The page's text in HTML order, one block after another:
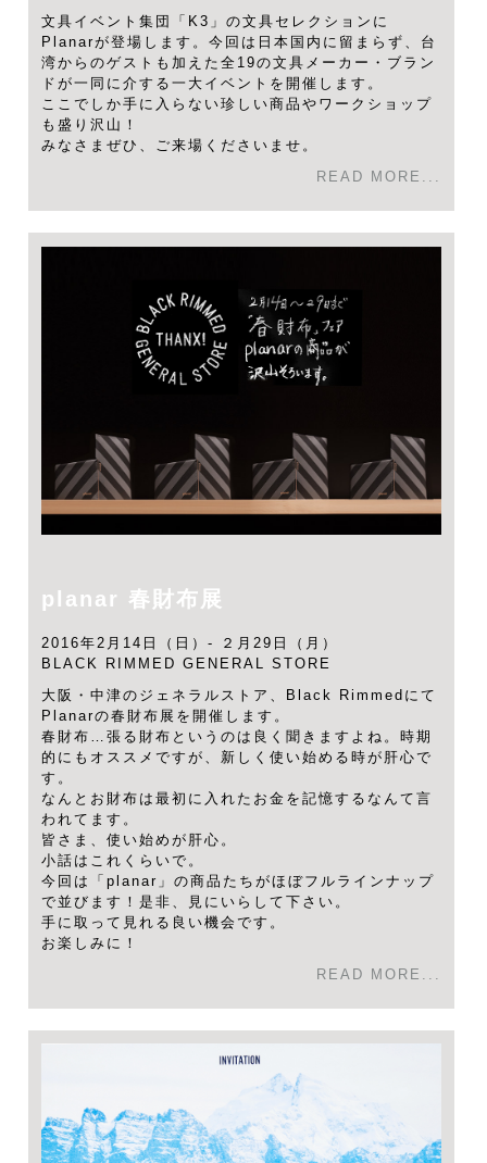
文具イベント集団「K3」の文具セレクションに
Planarが登場します。今回は日本国内に留まらず、台
湾からのゲストも加えた全19の文具メーカー・ブラン
ドが一同に介する一大イベントを開催します。
ここでしか手に入らない珍しい商品やワークショップ
も盛り沢山！
みなさまぜひ、ご来場くださいませ。
READ MORE...
planar 春財布展
2016年2月14日（日）- ２月29日（月）
BLACK RIMMED GENERAL STORE
大阪・中津のジェネラルストア、Black Rimmedにて
Planarの春財布展を開催します。
春財布…張る財布というのは良く聞きますよね。時期
的にもオススメですが、新しく使い始める時が肝心で
す。
なんとお財布は最初に入れたお金を記憶するなんて言
われてます。
皆さま、使い始めが肝心。
小話はこれくらいで。
今回は「planar」の商品たちがほぼフルラインナップ
で並びます！是非、見にいらして下さい。
手に取って見れる良い機会です。
お楽しみに！
READ MORE...